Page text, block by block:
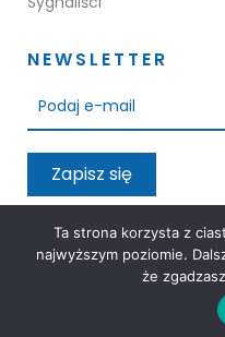
NEWSLETTER
Zapisz się
3M
Ta strona korzysta z
najwyższym poziomie.
że